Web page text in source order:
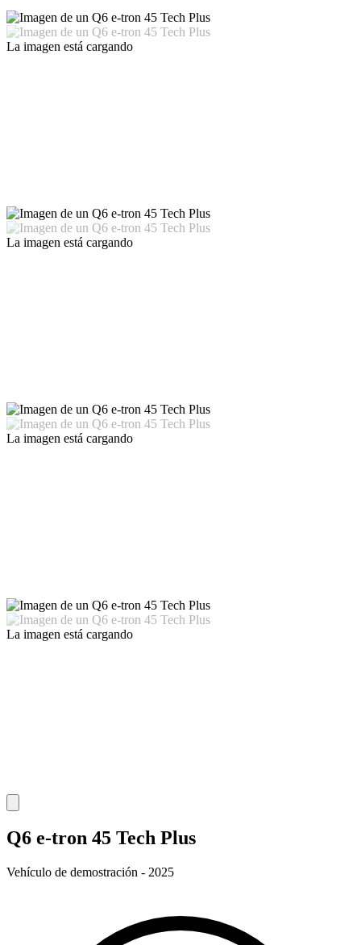
La imagen está cargando
La imagen está cargando
La imagen está cargando
La imagen está cargando
Q6 e-tron 45 Tech Plus
Vehículo de demostración - 2025